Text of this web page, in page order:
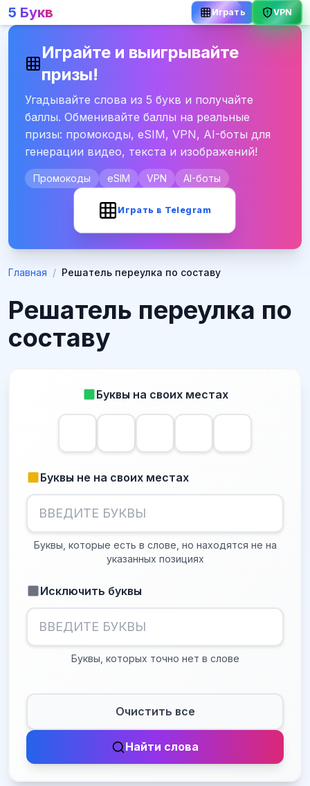
5 Букв Играть VPN
Играйте и выигрывайте
призы!
Угадывайте слова из 5 букв и получайте
баллы. Обменивайте баллы на реальные
призы: промокоды, eSIM, VPN, AI-боты для
генерации видео, текста и изображений!
Промокоды eSIM VPN AI-боты
Играть в Telegram
Главная / Решатель переулка по составу
Решатель переулка по
составу
Буквы на своих местах
Буквы не на своих местах
Буквы, которые есть в слове, но находятся не на
указанных позициях
Исключить буквы
Буквы, которых точно нет в слове
Очистить все
Найти слова